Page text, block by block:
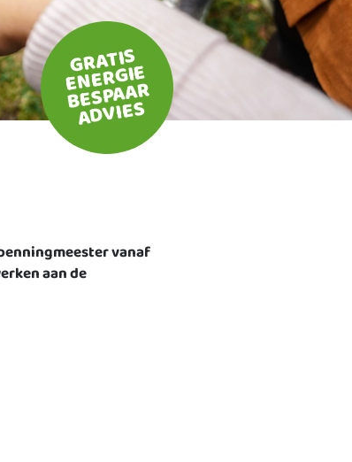
GRATIS
ENERGIE
BESPAAR
ADVIES
vanaf
aan de